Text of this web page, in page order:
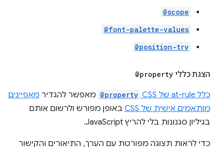
@scope
@font-palette-values
@position-try
הצגת כללי @property
כלל at-rule של CSS‏ @property מאפשר להגדיר מאפיינים
מותאמים אישית של CSS
באופן מפורש ולרשום אותם
בגיליון סגנונות בלי להריץ JavaScript.
כדי לראות תצוגה מפורטת עם הערך, התיאורים והקישור